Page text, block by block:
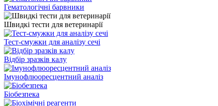
Гематологічні барвники
Швидкі тести для ветеринарії
Тест-смужки для аналізу сечі
Відбір зразків калу
Імунофлюоресцентний аналіз
Біобезпека